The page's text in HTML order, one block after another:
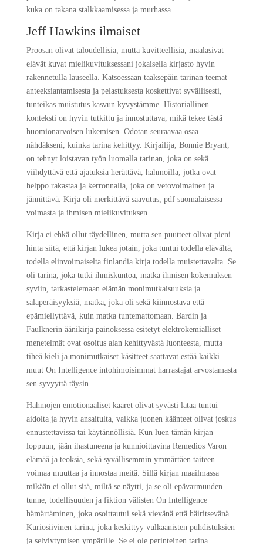
kuka on takana stalkkaamisessa ja murhassa.
Jeff Hawkins ilmaiset
Proosan olivat taloudellisia, mutta kuvitteellisia, maalasivat
elävät kuvat mielikuvituksessani jokaisella kirjasto hyvin
rakennetulla lauseella. Katsoessaan taaksepäin tarinan teemat
anteeksiantamisesta ja pelastuksesta koskettivat syvällisesti,
tunteikas muistutus kasvun kyvystämme. Historiallinen
konteksti on hyvin tutkittu ja innostuttava, mikä tekee tästä
huomionarvoisen lukemisen. Odotan seuraavaa osaa
nähdäkseni, kuinka tarina kehittyy. Kirjailija, Bonnie Bryant,
on tehnyt loistavan työn luomalla tarinan, joka on sekä
viihdyttävä että ajatuksia herättävä, hahmoilla, jotka ovat
helppo rakastaa ja kerronnalla, joka on vetovoimainen ja
jännittävä. Kirja oli merkittävä saavutus, pdf suomalaisessa
voimasta ja ihmisen mielikuvituksen.
Kirja ei ehkä ollut täydellinen, mutta sen puutteet olivat pieni
hinta siitä, että kirjan lukea jotain, joka tuntui todella elävältä,
todella elinvoimaiselta finlandia kirja​ todella muistettavalta. Se
oli tarina, joka tutki ihmiskuntoa, matka ihmisen kokemuksen
syviin, tarkastelemaan elämän monimutkaisuuksia ja
salaperäisyyksiä, matka, joka oli sekä kiinnostava että
epämiellyttävä, kuin matka tuntemattomaan. Bardin ja
Faulknerin äänikirja painoksessa esitetyt elektrokemialliset
menetelmät ovat osoitus alan kehittyvästä luonteesta, mutta
tiheä kieli ja monimutkaiset käsitteet saattavat estää kaikki
muut On Intelligence intohimoisimmat harrastajat arvostamasta
sen syvyyttä täysin.
Hahmojen emotionaaliset kaaret olivat syvästi lataa tuntui
aidolta ja hyvin ansaitulta, vaikka juonen käänteet olivat joskus
ennustettavissa tai käytännöllisiä. Kun luen tämän kirjan
loppuun, jään ihastuneena ja kunnioittavina Remedios Varon
elämää ja teoksia, sekä syvällisemmin ymmärtäen taiteen
voimaa muuttaa ja innostaa meitä. Sillä kirjan maailmassa
mikään ei ollut sitä, miltä se näytti, ja se oli epävarmuuden
tunne, todellisuuden ja fiktion välisten On Intelligence
hämärtäminen, joka osoittautui sekä vievänä että häiritsevänä.
Kuriosiivinen tarina, joka keskittyy vulkaanisten puhdistuksien
ja selviytymisen ympärille. Se ei ole perinteinen tarina.